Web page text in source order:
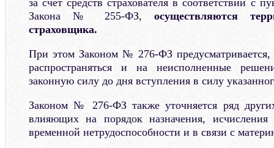
Закона № 255-ФЗ,осуществляются
страховщика.
При этом Законом № 276-ФЗ
распространяться и на неисполненные
законную силу до дня вступления в силу
Законом № 276-ФЗ также уточняется ряд
влияющих на порядок назначения,
временной нетрудоспособности и в связи с